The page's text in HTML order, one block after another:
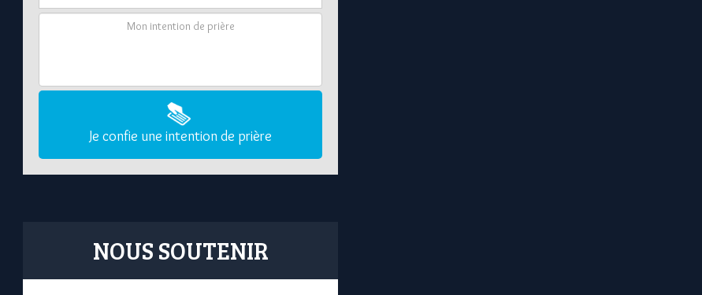
Je confie une intention de prière
NOUS SOUTENIR